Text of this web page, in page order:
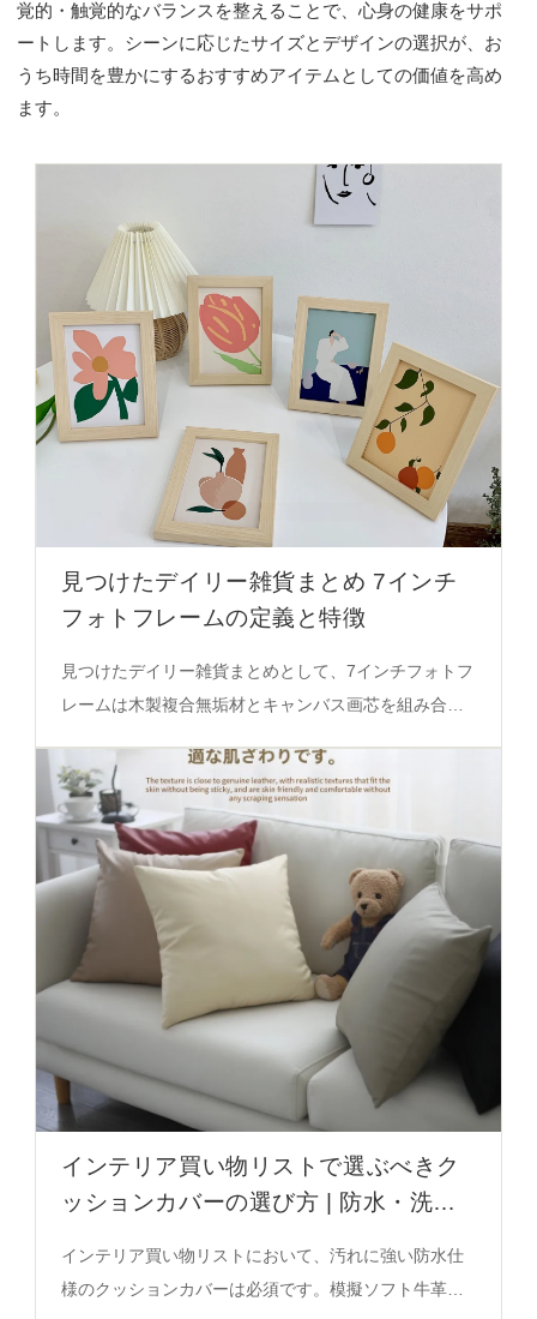
覚的・触覚的なバランスを整えることで、心身の健康をサポ
ートします。シーンに応じたサイズとデザインの選択が、お
うち時間を豊かにするおすすめアイテムとしての価値を高め
ます。
見つけたデイリー雑貨まとめ 7インチ
フォトフレームの定義と特徴
見つけたデイリー雑貨まとめとして、7インチフォトフ
レームは木製複合無垢材とキャンバス画芯を組み合わ
記録をもたらす。詳細はこちら
インテリア買い物リストで選ぶべきク
ッションカバーの選び方 | 防水・洗濯
インテリア買い物リストにおいて、汚れに強い防水仕
様のクッションカバーは必須です。模擬ソフト牛革製